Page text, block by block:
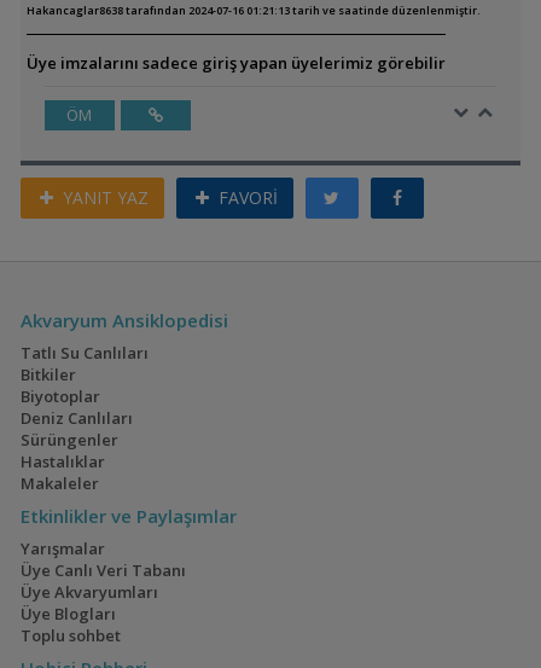
Hakancaglar8638 tarafından 2024-07-16 01:21:13 tarih ve saatinde düzenlenmiştir.
Üye imzalarını sadece giriş yapan üyelerimiz görebilir
ÖM
YANIT YAZ FAVORİ
Akvaryum Ansiklopedisi
Tatlı Su Canlıları
Bitkiler
Biyotoplar
Deniz Canlıları
Sürüngenler
Hastalıklar
Makaleler
Etkinlikler ve Paylaşımlar
Yarışmalar
Üye Canlı Veri Tabanı
Üye Akvaryumları
Üye Blogları
Toplu sohbet